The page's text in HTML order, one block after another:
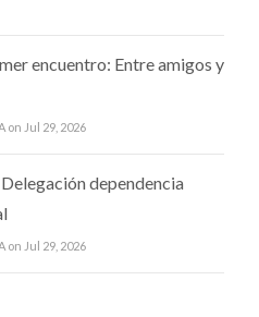
encuentro: Entre amigos y
on Jul 29, 2026
dependencia
on Jul 29, 2026